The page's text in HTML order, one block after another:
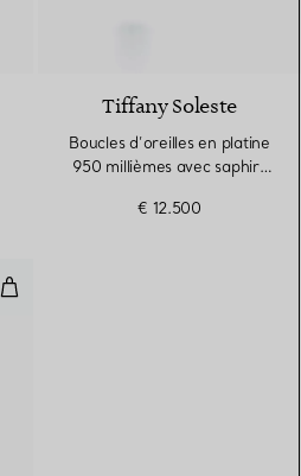
Tiffany Soleste
Boucles d’oreilles en platine
950 millièmes avec saphirs
€ 12.500
Pendentif en platine 950